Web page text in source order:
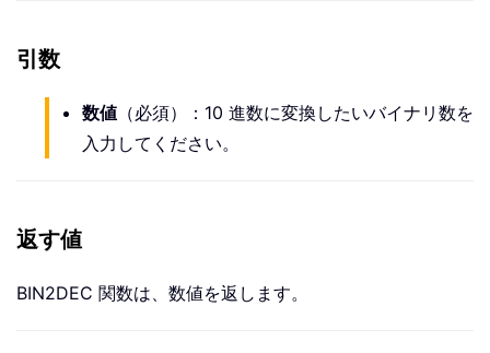
引数
数値 （必須）：10 進数に変換したいバイナリ数を
入力してください。
返す値
BIN2DEC 関数は、数値を返します。